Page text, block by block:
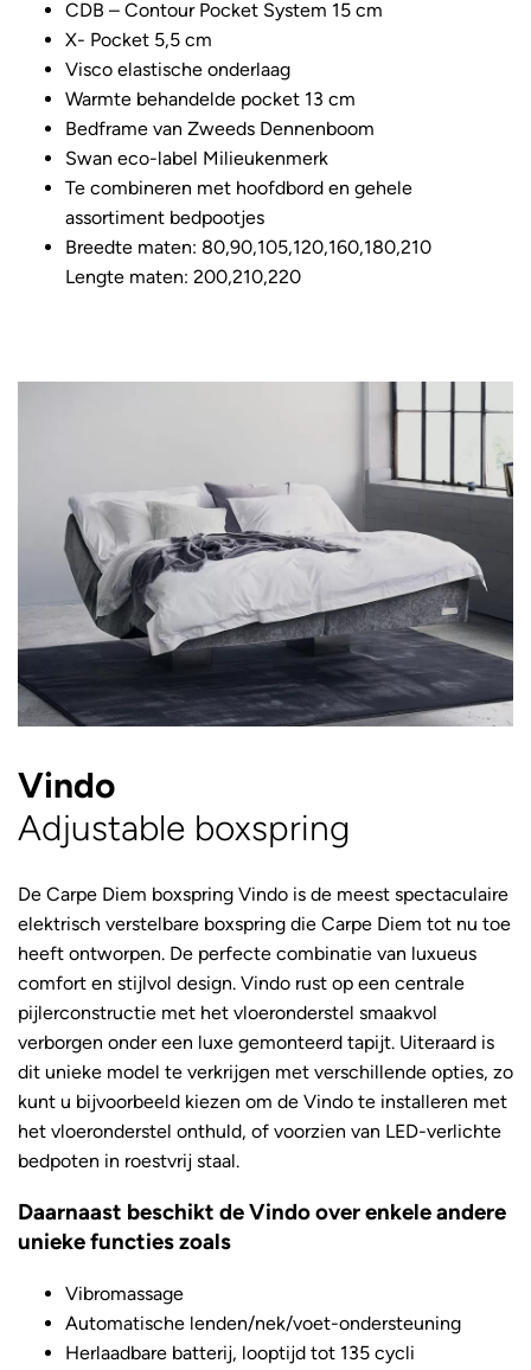
CDB – Contour Pocket System 15 cm
X- Pocket 5,5 cm
Visco elastische onderlaag
Warmte behandelde pocket 13 cm
Bedframe van Zweeds Dennenboom
Swan eco-label Milieukenmerk
Te combineren met hoofdbord en gehele
assortiment bedpootjes
Breedte maten: 80,90,105,120,160,180,210
Lengte maten: 200,210,220
Vindo
Adjustable boxspring
De Carpe Diem boxspring Vindo is de meest spectaculaire
elektrisch verstelbare boxspring die Carpe Diem tot nu toe
heeft ontworpen. De perfecte combinatie van luxueus
comfort en stijlvol design. Vindo rust op een centrale
pijlerconstructie met het vloeronderstel smaakvol
verborgen onder een luxe gemonteerd tapijt. Uiteraard is
dit unieke model te verkrijgen met verschillende opties, zo
kunt u bijvoorbeeld kiezen om de Vindo te installeren met
het vloeronderstel onthuld, of voorzien van LED-verlichte
bedpoten in roestvrij staal.
Daarnaast beschikt de Vindo over enkele andere
unieke functies zoals
Vibromassage
Automatische lenden/nek/voet-ondersteuning
Herlaadbare batterij, looptijd tot 135 cycli